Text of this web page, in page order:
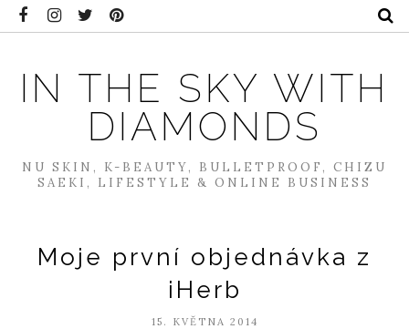
IN THE SKY WITH
DIAMONDS
NU SKIN, K-BEAUTY, BULLETPROOF, CHIZU
SAEKI, LIFESTYLE & ONLINE BUSINESS
Moje první objednávka z
iHerb
15. KVĚTNA 2014